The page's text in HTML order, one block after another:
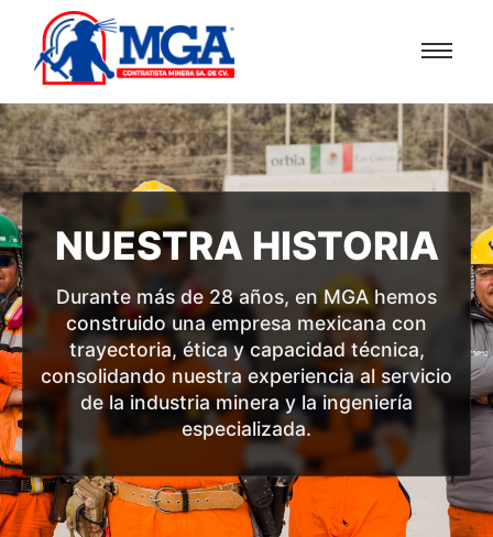
NUESTRA HISTORIA
Durante más de 28 años, en MGA hemos
construido una empresa mexicana con
trayectoria, ética y capacidad técnica,
consolidando nuestra experiencia al servicio
de la industria minera y la ingeniería
especializada.